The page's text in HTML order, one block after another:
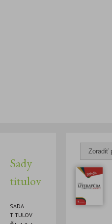
Sady
titulov
SADA
TITULOV